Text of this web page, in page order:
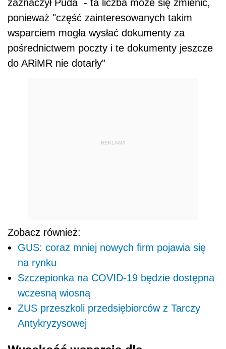
zaznaczył Puda - ta liczba może się zmienić,
ponieważ "część zainteresowanych takim
wsparciem mogła wysłać dokumenty za
pośrednictwem poczty i te dokumenty jeszcze
do ARiMR nie dotarły"
REKLAMA
Zobacz również:
GUS: coraz mniej nowych firm pojawia się
na rynku
Szczepionka na COVID-19 będzie dostępna
wczesną wiosną
ZUS przeszkoli przedsiębiorców z Tarczy
Antykryzysowej